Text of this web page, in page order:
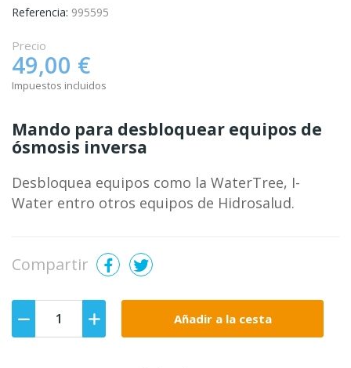
Referencia: 995595
Precio
49,00 €
Impuestos incluidos
Mando para desbloquear equipos de
ósmosis inversa
Desbloquea equipos como la WaterTree, I-
Water entro otros equipos de Hidrosalud.
Compartir
Añadir a la cesta